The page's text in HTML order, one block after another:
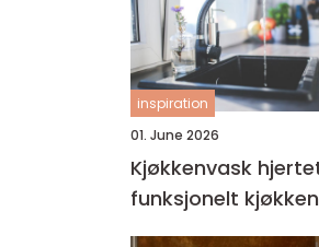
inspiration
01. June 2026
Kjøkkenvask hjertet i et
funksjonelt kjøkken